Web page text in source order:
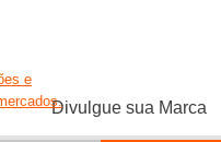
Divulgue sua Marca
e